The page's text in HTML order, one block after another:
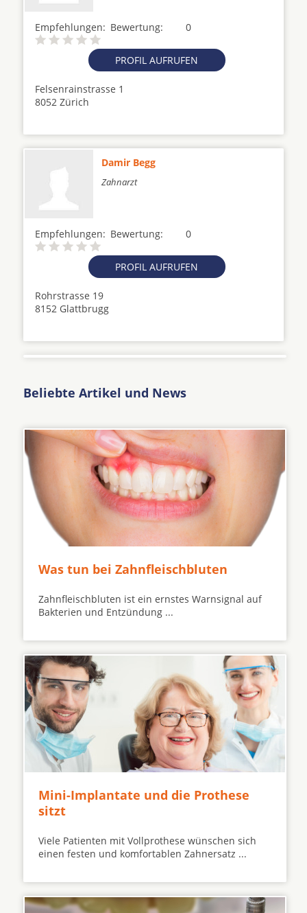
Empfehlungen: 0
Bewertung:
PROFIL AUFRUFEN
Felsenrainstrasse 1
8052 Zürich
Damir Begg
Zahnarzt
Empfehlungen: 0
Bewertung:
PROFIL AUFRUFEN
Rohrstrasse 19
8152 Glattbrugg
Beliebte Artikel und News
Was tun bei Zahnfleischbluten
Zahnfleischbluten ist ein ernstes Warnsignal auf
Bakterien und Entzündung ...
Mini-Implantate und die Prothese
sitzt
Viele Patienten mit Vollprothese wünschen sich
einen festen und komfortablen Zahnersatz ...